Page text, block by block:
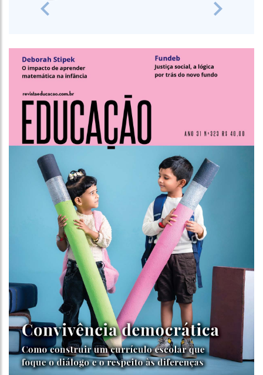
Previous Next